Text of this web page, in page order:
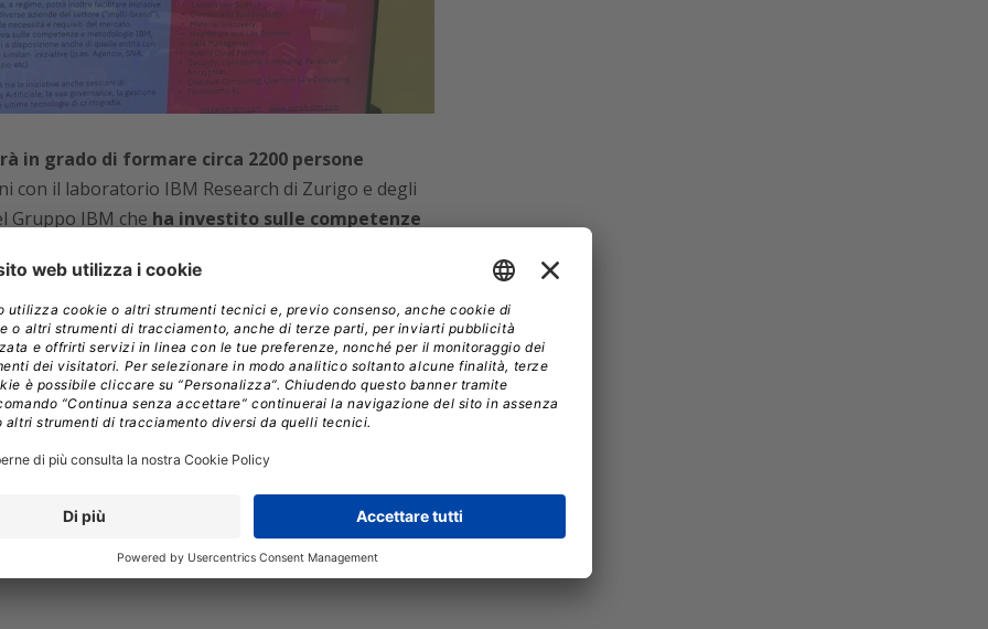
in grado di formare circa 2200 persone
con il laboratorio IBM Research di Zurigo e degli
Gruppo IBM che ha investito sulle competenze
Lazio.
in parallelo anche quelli in sicurezza
rischio digitale, nell’upskilling e reskilling
oggi il primo rischio segnalato dalle nostre
cogliere le opportunità, bisogna preparare le
digitale. In questo contestola collaborazione
fondamentale”,ha dichiarato il Ministro delle